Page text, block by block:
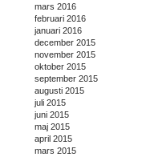
mars 2016
februari 2016
januari 2016
december 2015
november 2015
oktober 2015
september 2015
augusti 2015
juli 2015
juni 2015
maj 2015
april 2015
mars 2015